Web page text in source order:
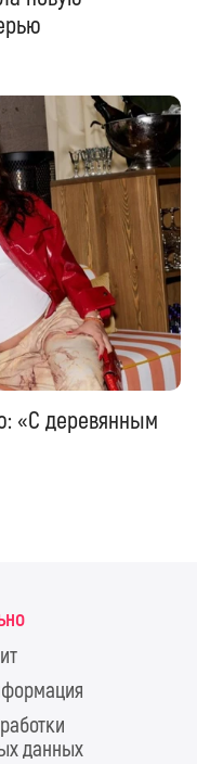
«С деревянным
данных